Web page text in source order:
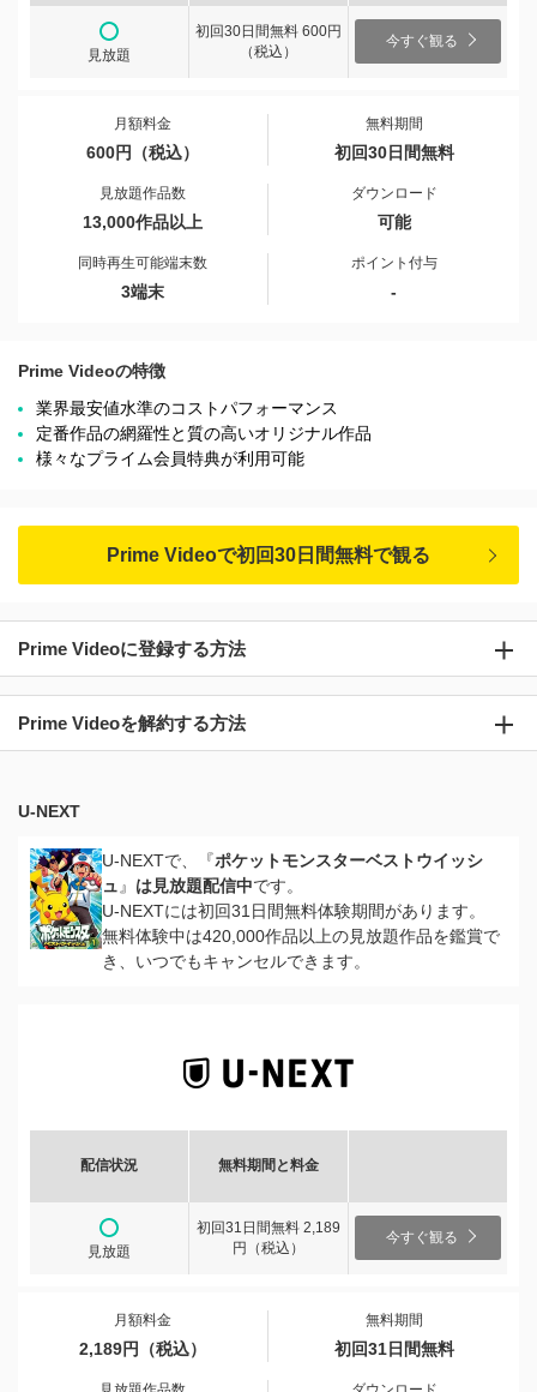
見放題
初回30日間無料 600円
（税込）
今すぐ観る
月額料金
600円（税込）
無料期間
初回30日間無料
見放題作品数
13,000作品以上
ダウンロード
可能
同時再生可能端末数
3端末
ポイント付与
-
Prime Videoの特徴
業界最安値水準のコストパフォーマンス
定番作品の網羅性と質の高いオリジナル作品
様々なプライム会員特典が利用可能
Prime Videoで初回30日間無料で観る
Prime Videoに登録する方法
Prime Videoを解約する方法
U-NEXT
U-NEXTで、『ポケットモンスターベストウイッシ
ュ 』 は見放題配信中です。
U-NEXTには初回31日間無料体験期間があります。
無料体験中は420,000作品以上の見放題作品を鑑賞で
き、いつでもキャンセルできます。
配信状況 無料期間と料金
見放題
初回31日間無料 2,189
円（税込）
今すぐ観る
月額料金
2,189円（税込）
無料期間
初回31日間無料